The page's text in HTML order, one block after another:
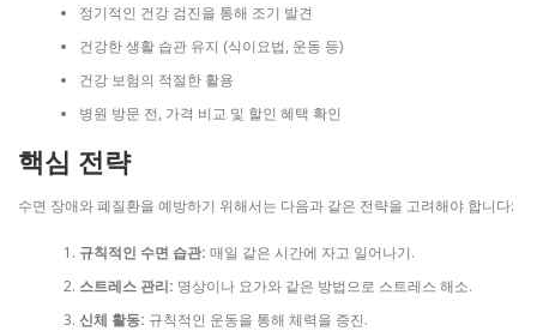
정기적인 건강 검진을 통해 조기 발견
건강한 생활 습관 유지 (식이요법, 운동 등)
건강 보험의 적절한 활용
병원 방문 전, 가격 비교 및 할인 혜택 확인
핵심 전략
수면 장애와 폐질환을 예방하기 위해서는 다음과 같은 전략을 고려해야 합니다:
규칙적인 수면 습관: 매일 같은 시간에 자고 일어나기.
스트레스 관리: 명상이나 요가와 같은 방법으로 스트레스 해소.
신체 활동: 규칙적인 운동을 통해 체력을 증진.